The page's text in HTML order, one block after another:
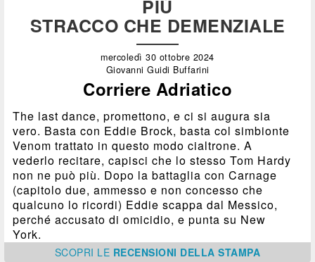
PIÙ
STRACCO CHE DEMENZIALE
mercoledì 30 ottobre 2024
Giovanni Guidi Buffarini
Corriere Adriatico
The last dance, promettono, e ci si augura sia
vero. Basta con Eddie Brock, basta col simbionte
Venom trattato in questo modo cialtrone. A
vederlo recitare, capisci che lo stesso Tom Hardy
non ne può più. Dopo la battaglia con Carnage
(capitolo due, ammesso e non concesso che
qualcuno lo ricordi) Eddie scappa dal Messico,
perché accusato di omicidio, e punta su New
York.
SCOPRI LE RECENSIONI DELLA STAMPA